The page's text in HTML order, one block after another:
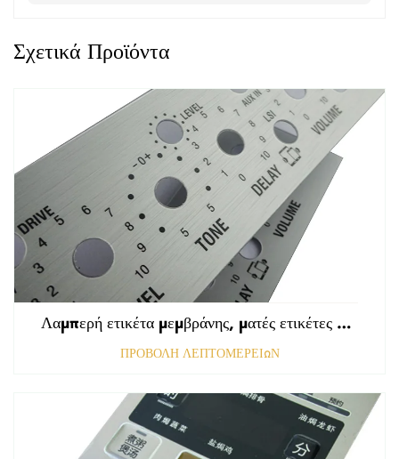
Σχετικά Προϊόντα
Λαμπερή ετικέτα μεμβράνης, ματές ετικέτες εμπρόσθιου πίνακα ελέγχου, ανάγλυφη γραφική επικάλυψη πολυκαρβονικού
ΠΡΟΒΟΛΗ ΛΕΠΤΟΜΕΡΕΙΩΝ